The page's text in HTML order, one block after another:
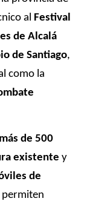
al Festival
de Alcalá
de Santiago,
como la
más de 500
existente y
de
permiten